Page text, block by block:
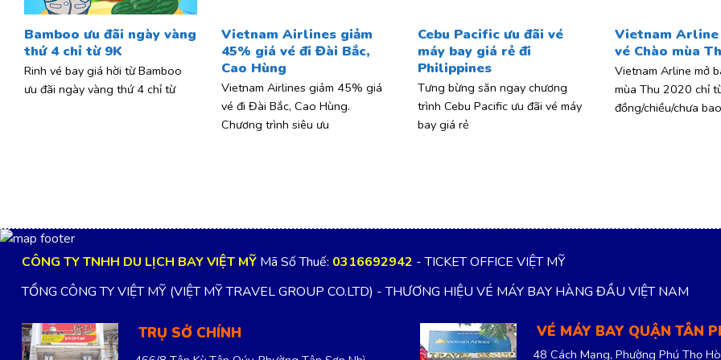
Bamboo ưu đãi ngày vàng
thứ 4 chỉ từ 9K
Rinh vé bay giá hời từ Bamboo
ưu đãi ngày vàng thứ 4 chỉ từ
Vietnam Airlines giảm
45% giá vé đi Đài Bắc,
Cao Hùng
Vietnam Airlines giảm 45% giá
vé đi Đài Bắc, Cao Hùng.
Chương trình siêu ưu
Cebu Pacific ưu đãi vé
máy bay giá rẻ đi
Philippines
Tưng bừng săn ngay chương
trình Cebu Pacific ưu đãi vé máy
bay giá rẻ
Vietnam Arline
vé Chào mùa
Vietnam Arline mở
mùa Thu 2020 chỉ
đồng/chiều/chưa
CÔNG TY TNHH DU LỊCH BAY VIỆT MỸ Mã Số Thuế: 0316692942 - TICKET OFFICE VIỆT MỸ
TỔNG CÔNG TY VIỆT MỸ (VIỆT MỸ TRAVEL GROUP CO.LTD) - THƯƠNG HIỆU VÉ MÁY BAY HÀNG ĐẦU VIỆT NAM
TRỤ SỞ CHÍNH VÉ MÁY BAY QUẬN TÂN
48 Cách Mạng, Phường Phú Thọ